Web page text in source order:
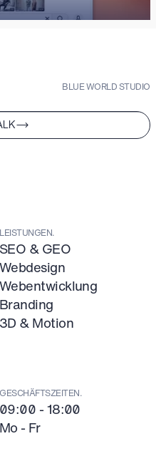
BLUE WORLD STUDIO
GESCHÄFTSZEITEN.
09:00 - 18:00
Mo - Fr
LEISTUNGEN.
SEO & GEO
Webdesign
Webentwicklung
Branding
3D & Motion